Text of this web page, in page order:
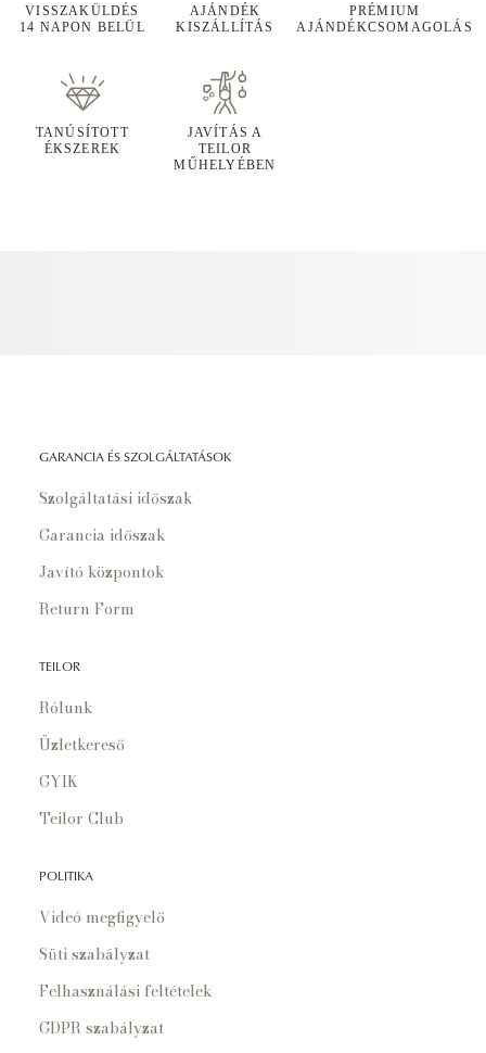
VISSZAKÜLDÉS
14 NAPON BELÜL
AJÁNDÉK
KISZÁLLÍTÁS
PRÉMIUM
AJÁNDÉKCSOMAGOLÁS
TANÚSÍTOTT
ÉKSZEREK
JAVÍTÁS A
TEILOR
MŰHELYÉBEN
GARANCIA ÉS SZOLGÁLTATÁSOK
Szolgáltatási időszak
Garancia időszak
Javító központok
Return Form
TEILOR
Rólunk
Üzletkereső
GYIK
Teilor Club
POLITIKA
Videó megfigyelő
Süti szabályzat
Felhasználási feltételek
GDPR szabályzat